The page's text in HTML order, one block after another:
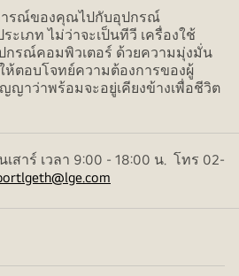
ารณ์ของคุณไปกับอุปกรณ์
ะเภท ไม่ว่าจะเป็นทีวี เครื่องใช้
รณ์คอมพิวเตอร์ ด้วยความมุ่งมั่น
ตอบโจทย์ความต้องการของผู้
ญาว่าพร้อมจะอยู่เคียงข้างเพื่อชีวิต
สาร์ เวลา 9:00 - 18:00 น. โทร 02-